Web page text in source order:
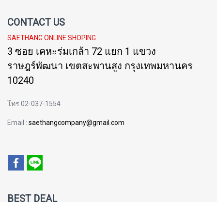
CONTACT US
SAETHANG ONLINE SHOPING
3 ซอย เคหะร่มเกล้า 72 แยก 1 แขวง
ราษฎร์พัฒนา เขตสะพานสูง กรุงเทพมหานคร
10240
โทร.02-037-1554
Email : saethangcompany@gmail.com
BEST DEAL